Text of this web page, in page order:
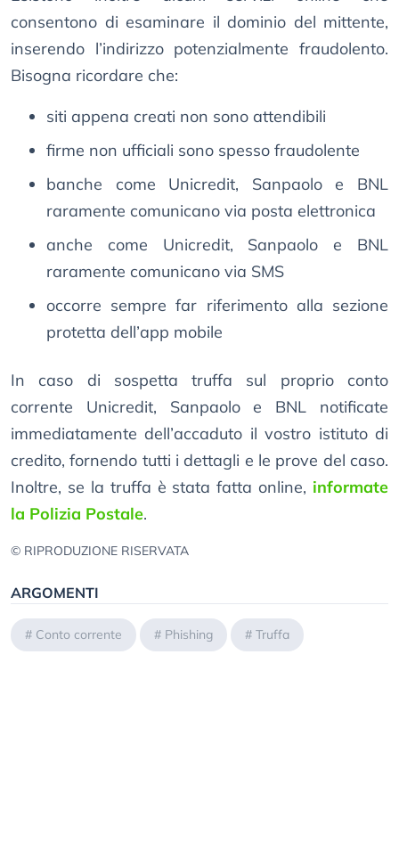
consentono di esaminare il dominio del mittente,
inserendo l’indirizzo potenzialmente fraudolento.
Bisogna ricordare che:
siti appena creati non sono attendibili
firme non ufficiali sono spesso fraudolente
banche come Unicredit, Sanpaolo e BNL
raramente comunicano via posta elettronica
anche come Unicredit, Sanpaolo e BNL
raramente comunicano via SMS
occorre sempre far riferimento alla sezione
protetta dell’app mobile
In caso di sospetta truffa sul proprio conto
corrente Unicredit, Sanpaolo e BNL notificate
immediatamente dell’accaduto il vostro istituto di
credito, fornendo tutti i dettagli e le prove del caso.
Inoltre, se la truffa è stata fatta online, informate
la Polizia Postale.
© RIPRODUZIONE RISERVATA
ARGOMENTI
# Conto corrente # Phishing # Truffa